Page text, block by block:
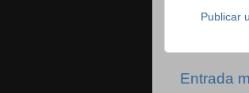
Publicar
Entrada